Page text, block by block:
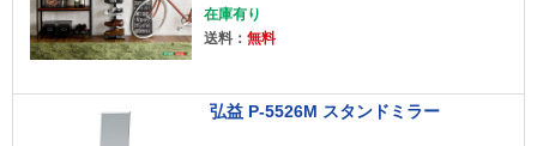
在庫有り
送料： 無料
弘益 P-5526M スタンドミラー